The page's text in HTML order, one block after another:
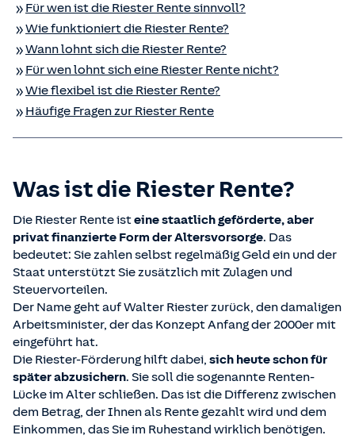
Für wen ist die Riester Rente sinnvoll?
Wie funktioniert die Riester Rente?
Wann lohnt sich die Riester Rente?
Für wen lohnt sich eine Riester Rente nicht?
Wie flexibel ist die Riester Rente?
Häufige Fragen zur Riester Rente
Was ist die Riester Rente?
Die Riester Rente isteine staatlich geförderte, aber
privat finanzierte Form der Altersvorsorge. Das
bedeutet: Sie zahlen selbst regelmäßig Geld ein und der
Staat unterstützt Sie zusätzlich mit Zulagen und
Steuervorteilen.
Der Name geht auf Walter Riester zurück, den damaligen
Arbeitsminister, der das Konzept Anfang der 2000er mit
eingeführt hat.
Die Riester-Förderung hilft dabei, sich heute schon für
später abzusichern. Sie soll die sogenannte Renten-
Lücke im Alter schließen. Das ist die Differenz zwischen
dem Betrag, der Ihnen als Rente gezahlt wird und dem
Einkommen, das Sie im Ruhestand wirklich benötigen.